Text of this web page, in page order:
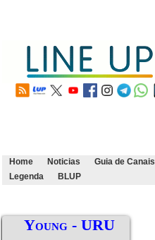
Home Noticias Guia de Canais
Legenda
BLUP
Young - URU